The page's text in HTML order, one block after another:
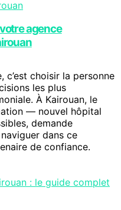
agence
c’est choisir la personne
les plus
À Kairouan, le
— nouvel hôpital
demande
dans ce
de confiance.